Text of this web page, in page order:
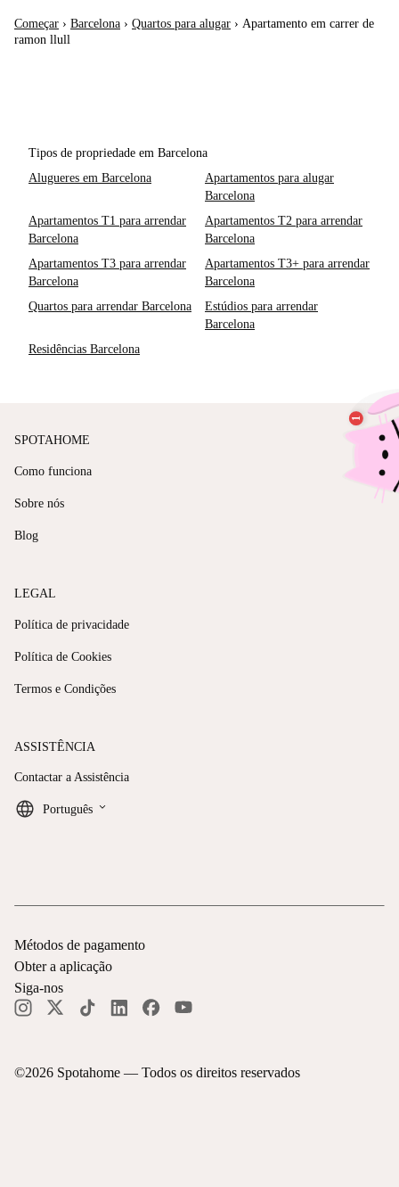
Começar › Barcelona › Quartos para alugar › Apartamento em carrer de
ramon llull
Tipos de propriedade em Barcelona
Alugueres em Barcelona
Apartamentos para alugar
Barcelona
Apartamentos T1 para arrendar
Barcelona
Apartamentos T2 para arrendar
Barcelona
Apartamentos T3 para arrendar
Barcelona
Apartamentos T3+ para arrendar
Barcelona
Quartos para arrendar Barcelona
Estúdios para arrendar
Barcelona
Residências Barcelona
SPOTAHOME
Como funciona
Sobre nós
Blog
LEGAL
Política de privacidade
Política de Cookies
Termos e Condições
ASSISTÊNCIA
Contactar a Assistência
Português keyboard_arrow_down
©2026 Spotahome — Todos os direitos reservados
Métodos de pagamento
Obter a aplicação
Siga-nos